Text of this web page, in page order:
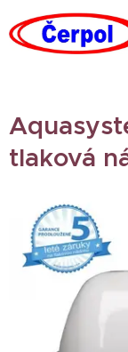
tlaková